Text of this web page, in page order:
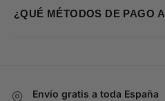
¿QUÉ MÉTODOS DE PAGO
Envío gratis a toda España